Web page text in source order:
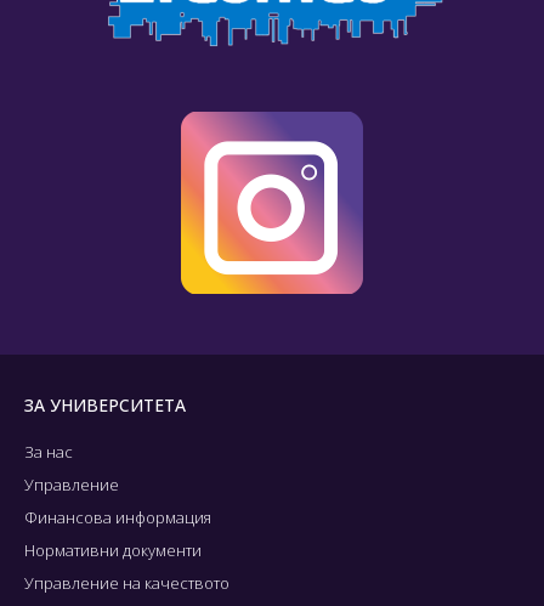
ЗА УНИВЕРСИТЕТА
За нас
Управление
Финансова информация
Нормативни документи
Управление на качеството